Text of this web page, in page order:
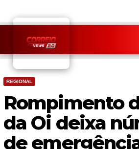
content
REGIONAL
Rompimento
da Oi deixa
de